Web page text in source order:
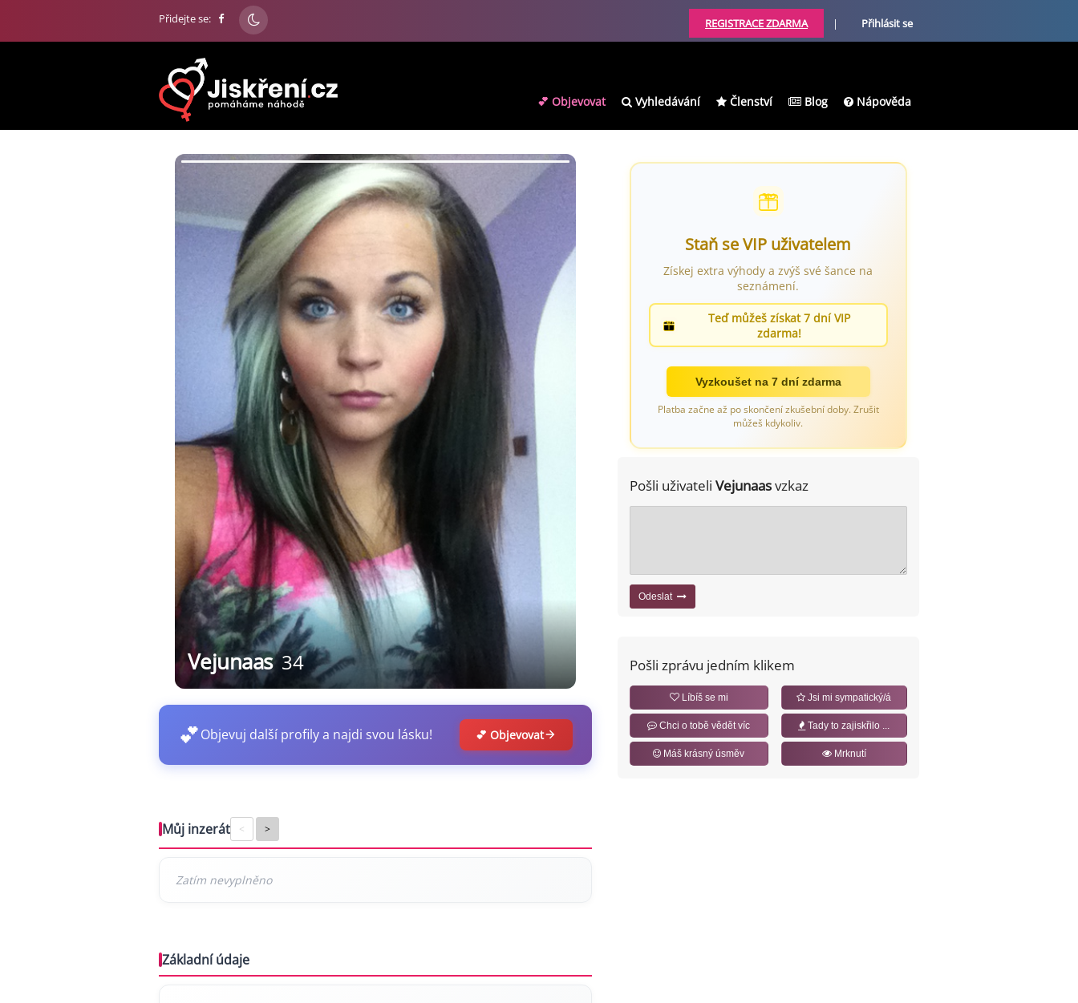
Přidejte se: REGISTRACE ZDARMA | Přihlásit se
💕 Objevovat Vyhledávání Členství Blog Nápověda
Vejunaas 34
💕Objevuj další profily a najdi svou lásku! 💕 Objevovat
Můj inzerát < >
Základní údaje
Staň se VIP uživatelem
Získej extra výhody a zvýš své šance na
seznámení.
Teď můžeš získat 7 dní VIP
zdarma!
Vyzkoušet na 7 dní zdarma
Platba začne až po skončení zkušební doby. Zrušit
můžeš kdykoliv.
Pošli uživateli Vejunaasvzkaz
Odeslat
Pošli zprávu jedním klikem
Líbíš se mi Jsi mi sympatický/á
Chci o tobě vědět víc Tady to zajiskřilo ...
Máš krásný úsměv Mrknutí